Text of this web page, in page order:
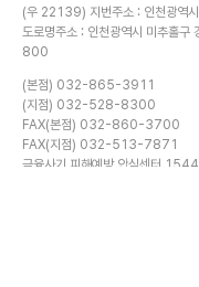
(우 22139) 지번주소 : 인천광역
도로명주소 : 인천광역시 미추홀
800
(본점) 032-865-3911
(지점) 032-528-8300
FAX(본점) 032-860-3700
FAX(지점) 032-513-7871
금융사기 피해예방 안심센터